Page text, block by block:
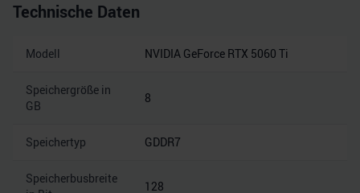
Technische Daten
Modell NVIDIA GeForce RTX 5060 Ti
Speichergröße in
GB
8
Speichertyp GDDR7
Speicherbusbreite
128